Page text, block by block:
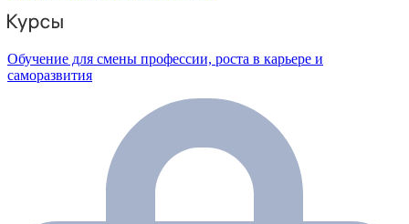
Обучение для смены профессии, роста в карьере и
саморазвития